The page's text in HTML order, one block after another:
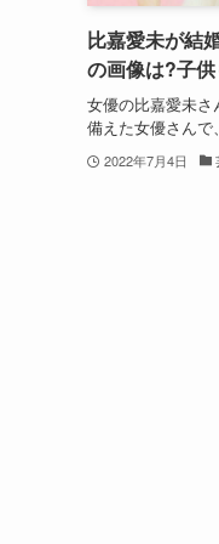
比嘉愛未が結
の画像は?子
女優の比嘉愛未
備えた女優さん
2022年7月4日